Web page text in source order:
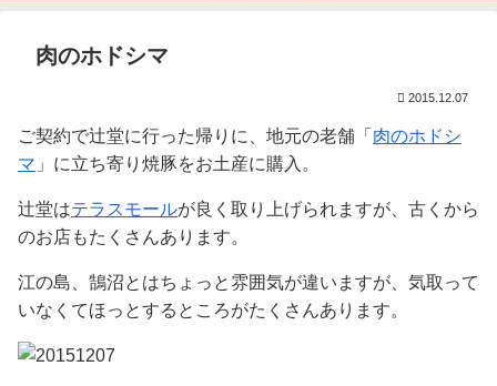
肉のホドシマ
2015.12.07
ご契約で辻堂に行った帰りに、地元の老舗「 肉のホドシ
マ 」に立ち寄り焼豚をお土産に購入。
辻堂はテラスモールが良く取り上げられますが、古くから
のお店もたくさんあります。
江の島、鵠沼とはちょっと雰囲気が違いますが、気取って
いなくてほっとするところがたくさんあります。